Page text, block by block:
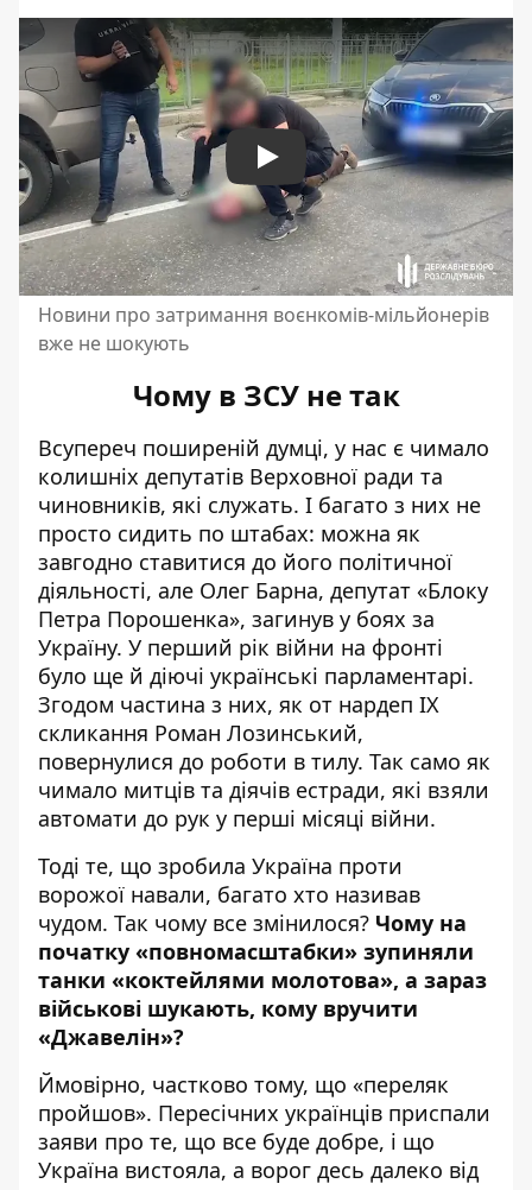
Play
Новини про затримання воєнкомів-мільйонерів
вже не шокують
Чому в ЗСУ не так
Всупереч поширеній думці, у нас є чимало
колишніх депутатів Верховної ради та
чиновників, які служать. І багато з них не
просто сидить по штабах: можна як
завгодно ставитися до його політичної
діяльності, але Олег Барна, депутат «Блоку
Петра Порошенка», загинув у боях за
Україну. У перший рік війни на фронті
було ще й діючі українські парламентарі.
Згодом частина з них, як от нардеп ІХ
скликання Роман Лозинський,
повернулися до роботи в тилу. Так само як
чимало митців та діячів естради, які взяли
автомати до рук у перші місяці війни.
Тоді те, що зробила Україна проти
ворожої навали, багато хто називав
чудом. Так чому все змінилося? Чому на
початку «повномасштабки» зупиняли
танки «коктейлями молотова», а зараз
військові шукають, кому вручити
«Джавелін»?
Ймовірно, частково тому, що «переляк
пройшов». Пересічних українців приспали
заяви про те, що все буде добре, і що
Україна вистояла, а ворог десь далеко від